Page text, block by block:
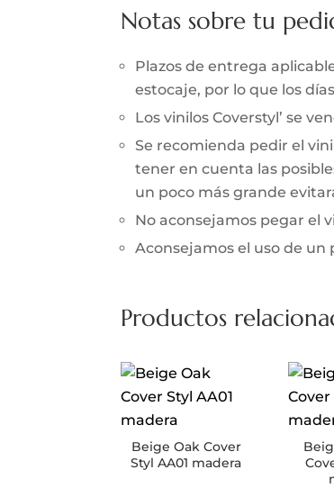
Notas sobre tu
Plazos de entrega
estocaje, por lo que los
Los vinilos Coverstyl’ se
Se recomienda pedir el
tener en cuenta las
un poco más grande
No aconsejamos pegar el
Aconsejamos el uso de
Productos
Beige Oak Cover
Styl AA01 madera